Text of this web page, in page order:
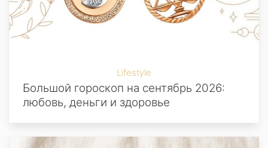
Lifestyle
Большой гороскоп на сентябрь 2026:
любовь, деньги и здоровье